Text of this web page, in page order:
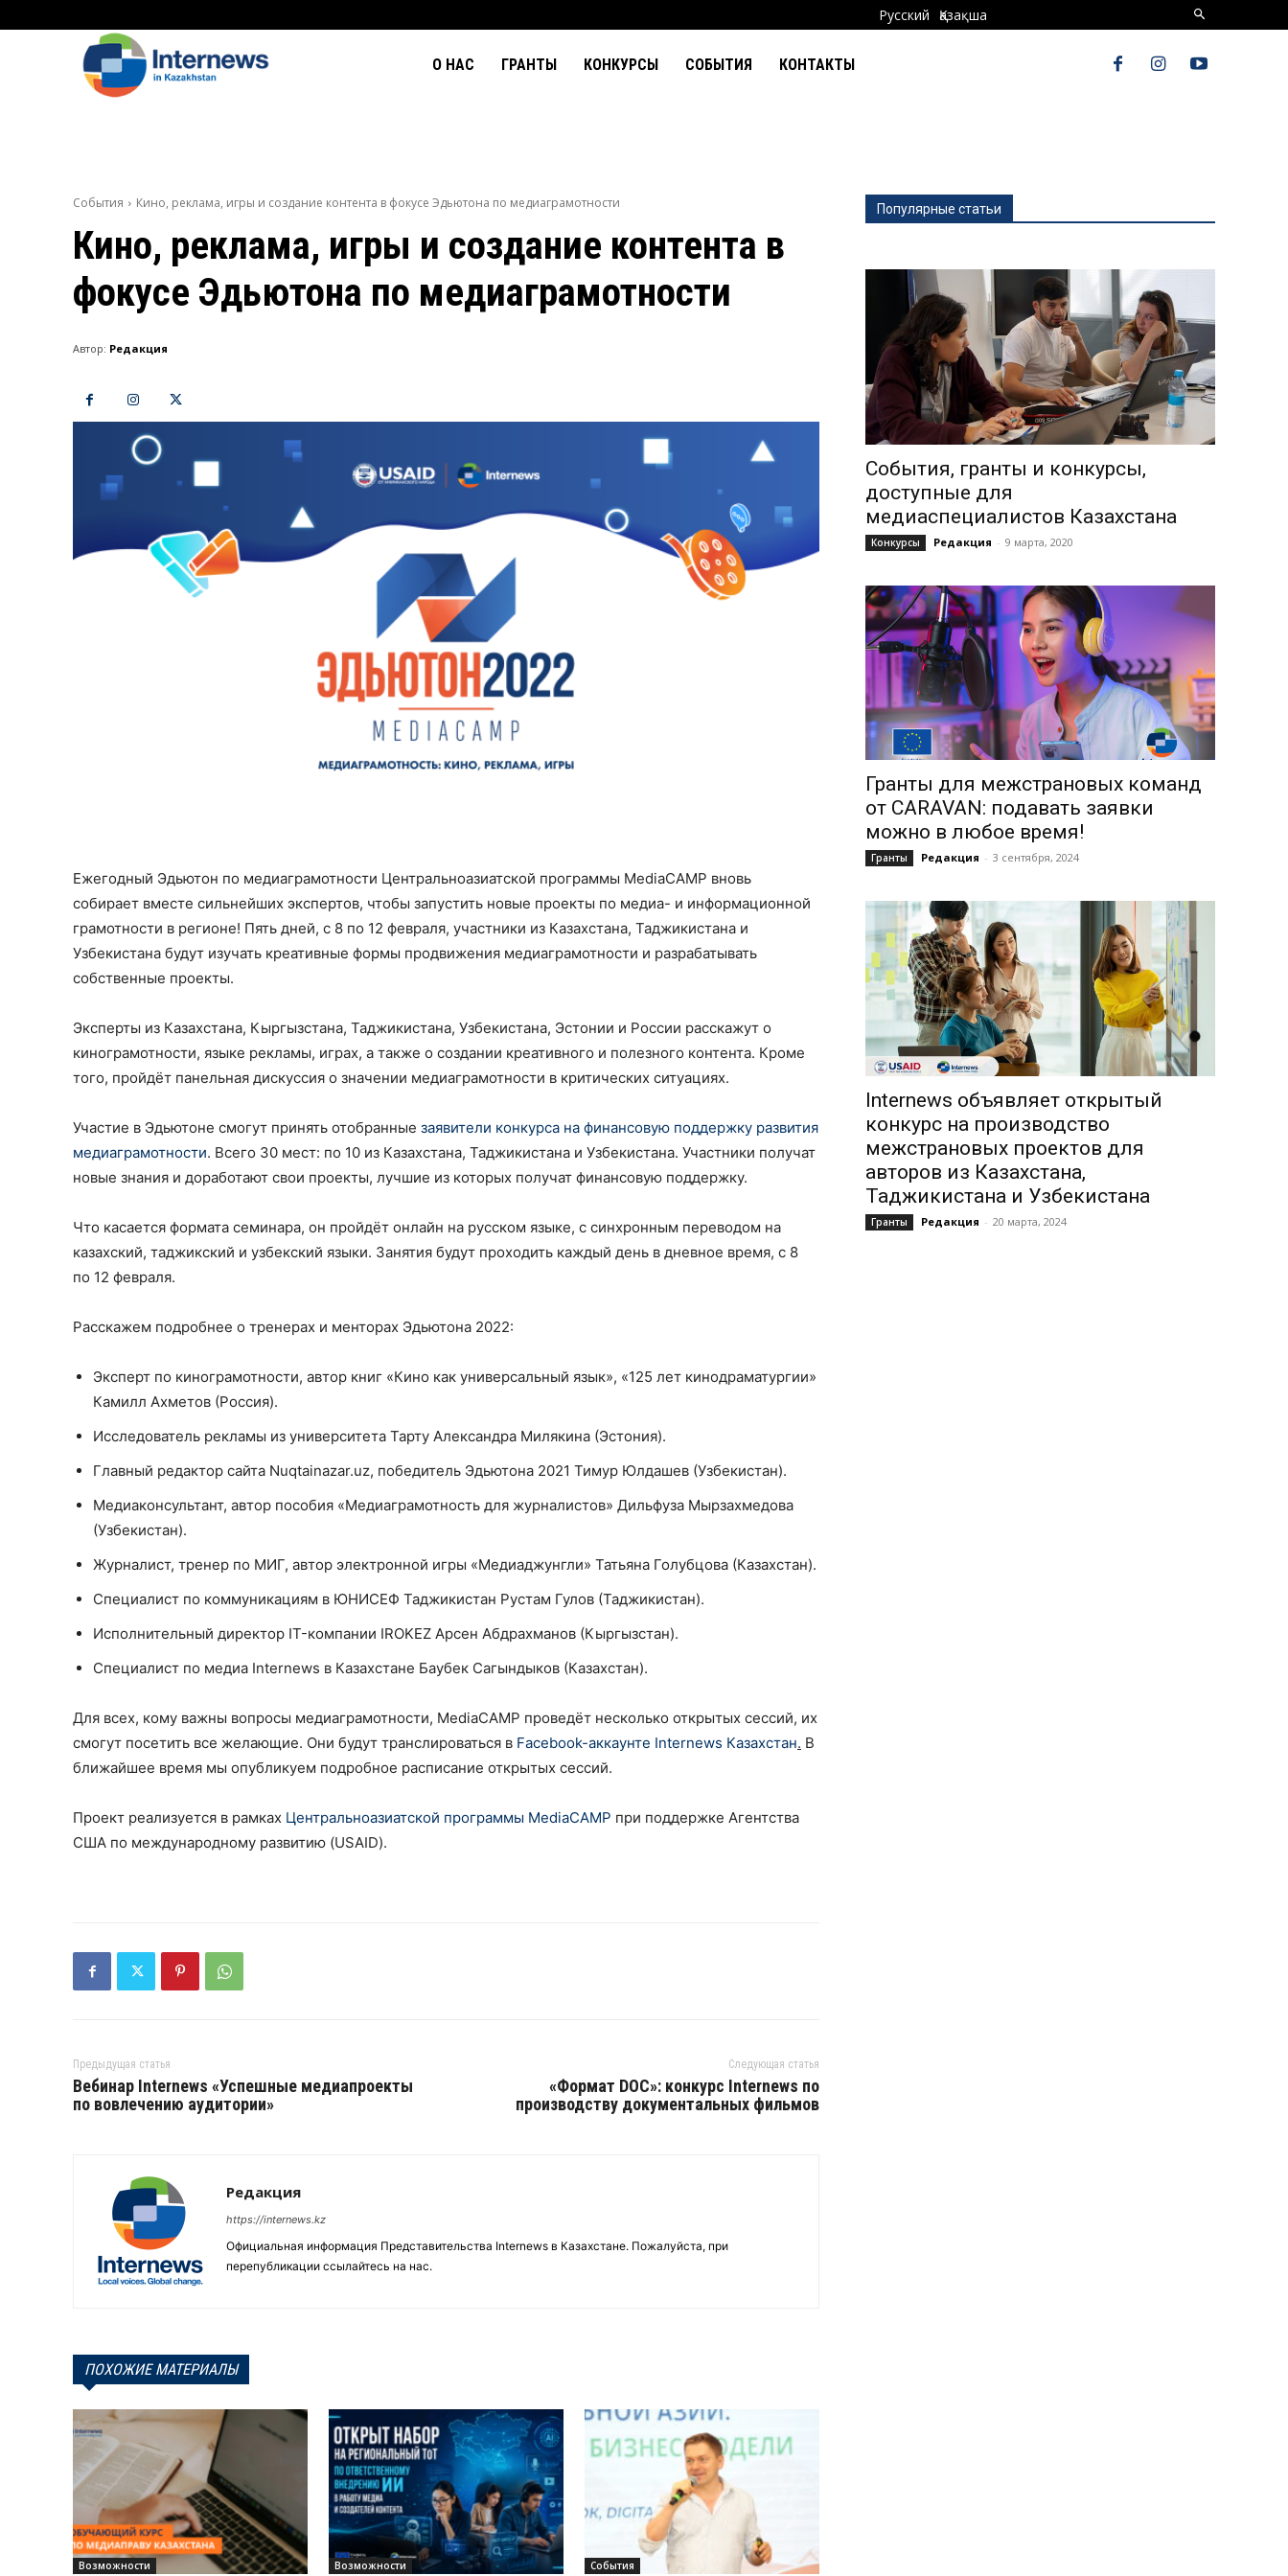
Русский Қазақша
О НАС ГРАНТЫ КОНКУРСЫ СОБЫТИЯ КОНТАКТЫ
События Кино, реклама, игры и создание контента в фокусе Эдьютона по медиаграмотности
Кино, реклама, игры и создание контента в
фокусе Эдьютона по медиаграмотности
Автор: Редакция
Ежегодный Эдьютон по медиаграмотности Центральноазиатской программы MediaCAMP вновь
собирает вместе сильнейших экспертов, чтобы запустить новые проекты по медиа- и информационной
грамотности в регионе! Пять дней, с 8 по 12 февраля, участники из Казахстана, Таджикистана и
Узбекистана будут изучать креативные формы продвижения медиаграмотности и разрабатывать
собственные проекты.
Эксперты из Казахстана, Кыргызстана, Таджикистана, Узбекистана, Эстонии и России расскажут о
кинограмотности, языке рекламы, играх, а также о создании креативного и полезного контента. Кроме
того, пройдёт панельная дискуссия о значении медиаграмотности в критических ситуациях.
Участие в Эдьютоне смогут принять отобранные заявители конкурса на финансовую поддержку развития
медиаграмотности. Всего 30 мест: по 10 из Казахстана, Таджикистана и Узбекистана. Участники получат
новые знания и доработают свои проекты, лучшие из которых получат финансовую поддержку.
Что касается формата семинара, он пройдёт онлайн на русском языке, с синхронным переводом на
казахский, таджикский и узбекский языки. Занятия будут проходить каждый день в дневное время, с 8
по 12 февраля.
Расскажем подробнее о тренерах и менторах Эдьютона 2022:
Эксперт по кинограмотности, автор книг «Кино как универсальный язык», «125 лет кинодраматургии»
Камилл Ахметов (Россия).
Исследователь рекламы из университета Тарту Александра Милякина (Эстония).
Главный редактор сайта Nuqtainazar.uz, победитель Эдьютона 2021 Тимур Юлдашев (Узбекистан).
Медиаконсультант, автор пособия «Медиаграмотность для журналистов» Дильфуза Мырзахмедова
(Узбекистан).
Журналист, тренер по МИГ, автор электронной игры «Медиаджунгли» Татьяна Голубцова (Казахстан).
Специалист по коммуникациям в ЮНИСЕФ Таджикистан Рустам Гулов (Таджикистан).
Исполнительный директор IT-компании IROKEZ Арсен Абдрахманов (Кыргызстан).
Специалист по медиа Internews в Казахстане Баубек Сагындыков (Казахстан).
Для всех, кому важны вопросы медиаграмотности, MediaCAMP проведёт несколько открытых сессий, их
смогут посетить все желающие. Они будут транслироваться в Facebook-аккаунте Internews Казахстан. В
ближайшее время мы опубликуем подробное расписание открытых сессий.
Проект реализуется в рамках Центральноазиатской программы MediaCAMP при поддержке Агентства
США по международному развитию (USAID).
Предыдущая статья
Вебинар Internews «Успешные медиапроекты
по вовлечению аудитории»
Следующая статья
«Формат DOC»: конкурс Internews по
производству документальных фильмов
Редакция
https://internews.kz
Официальная информация Представительства Internews в Казахстане. Пожалуйста, при
перепубликации ссылайтесь на нас.
ПОХОЖИЕ МАТЕРИАЛЫ
Возможности Возможности События
Популярные статьи
События, гранты и конкурсы,
доступные для
медиаспециалистов Казахстана
Конкурсы Редакция - 9 марта, 2020
Гранты для межстрановых команд
от CARAVAN: подавать заявки
можно в любое время!
Гранты Редакция - 3 сентября, 2024
Internews объявляет открытый
конкурс на производство
межстрановых проектов для
авторов из Казахстана,
Таджикистана и Узбекистана
Гранты Редакция - 20 марта, 2024